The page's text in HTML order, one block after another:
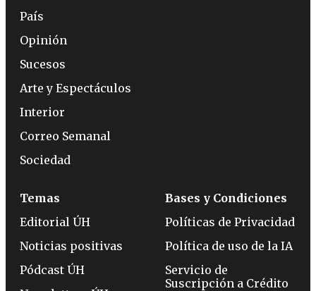
País
Opinión
Sucesos
Arte y Espectáculos
Interior
Correo Semanal
Sociedad
Temas
Editorial ÚH
Noticias positivas
Pódcast ÚH
Bases y Condiciones
Políticas de Privacidad
Política de uso de la IA
Servicio de
Suscripción a Crédito